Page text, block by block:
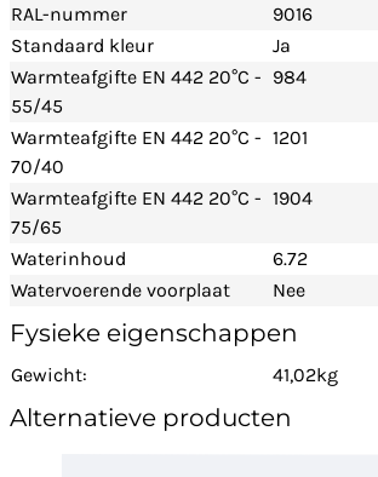
RAL-nummer
9016
Standaard kleur
Ja
Warmteafgifte EN 442 20°C -
55/45
984
Warmteafgifte EN 442 20°C -
70/40
1201
Warmteafgifte EN 442 20°C -
75/65
1904
Waterinhoud
6.72
Watervoerende voorplaat
Nee
Fysieke eigenschappen
Gewicht: 41,02kg
Alternatieve producten